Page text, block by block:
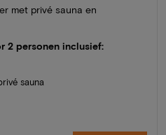
met privé sauna en
2 personen inclusief:
sauna